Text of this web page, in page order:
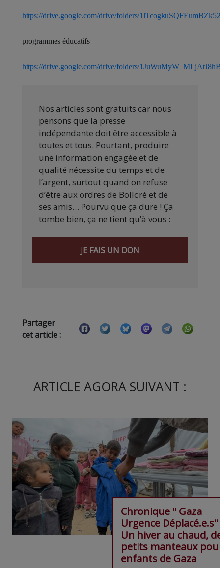
https://drive.google.com/drive/folders/
programmes éducatifs
https://drive.google.com/drive/folders/
Nos articles sont gratuits car nous
pensons que la presse
indépendante doit être accessible à
toutes et tous. Pourtant, produire
une information engagée et de
qualité nécessite du temps et de
l’argent, surtout quand on refuse
d’être aux ordres de Bolloré et de
ses amis… Pourvu que ça dure ! Ça
tombe bien, ça ne tient qu’à vous :
JE FAIS UN DON
Partager
cet article :
ARTICLE AGORA SUIVANT :
Chronique " Gaza
Urgence
Un hiver au chaud,
petits manteaux
enfants de Gaza